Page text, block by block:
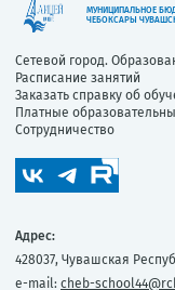
МУНИЦИПАЛЬНОЕ
ЧЕБОКСАРЫ
Сетевой город.
Расписание занятий
Заказать справку об
Платные
Сотрудничество
Адрес:
428037, Чувашская
e-mail: cheb-